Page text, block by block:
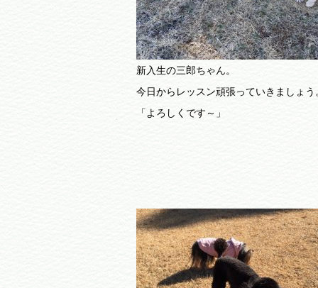
新入生の三郎ちゃん。
今日からレッスン頑張っていきましょう
「よろしくです～」